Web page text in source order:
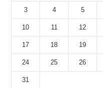
3 4 5
10 11 12
17 18 19
24 25 26
31